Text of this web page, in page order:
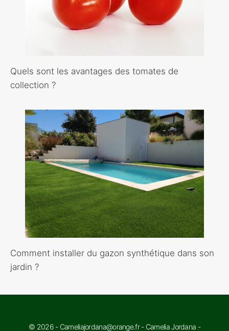
Quels sont les avantages des tomates de
collection ?
Comment installer du gazon synthétique dans son
jardin ?
© 2026 - Cameliajordana@orange.fr - Camelia Jordana -